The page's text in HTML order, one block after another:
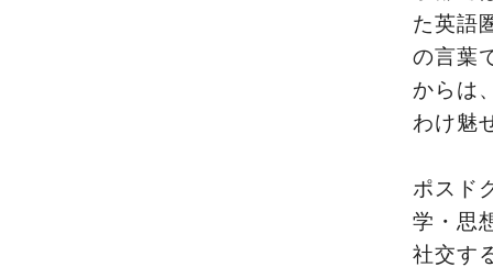
た英語
の言葉
からは
わけ魅
ポスド
学・思
社交す